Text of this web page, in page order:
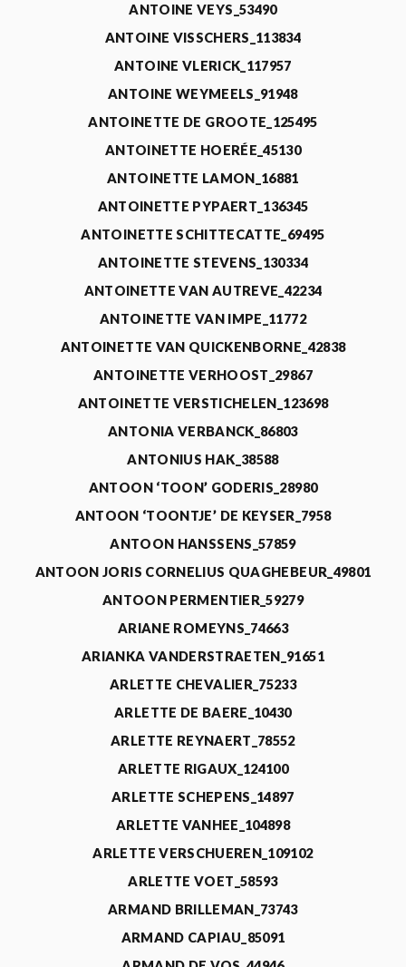
ANTOINE VEYS_53490
ANTOINE VISSCHERS_113834
ANTOINE VLERICK_117957
ANTOINE WEYMEELS_91948
ANTOINETTE DE GROOTE_125495
ANTOINETTE HOERÉE_45130
ANTOINETTE LAMON_16881
ANTOINETTE PYPAERT_136345
ANTOINETTE SCHITTECATTE_69495
ANTOINETTE STEVENS_130334
ANTOINETTE VAN AUTREVE_42234
ANTOINETTE VAN IMPE_11772
ANTOINETTE VAN QUICKENBORNE_42838
ANTOINETTE VERHOOST_29867
ANTOINETTE VERSTICHELEN_123698
ANTONIA VERBANCK_86803
ANTONIUS HAK_38588
ANTOON ‘TOON’ GODERIS_28980
ANTOON ‘TOONTJE’ DE KEYSER_7958
ANTOON HANSSENS_57859
ANTOON JORIS CORNELIUS QUAGHEBEUR_49801
ANTOON PERMENTIER_59279
ARIANE ROMEYNS_74663
ARIANKA VANDERSTRAETEN_91651
ARLETTE CHEVALIER_75233
ARLETTE DE BAERE_10430
ARLETTE REYNAERT_78552
ARLETTE RIGAUX_124100
ARLETTE SCHEPENS_14897
ARLETTE VANHEE_104898
ARLETTE VERSCHUEREN_109102
ARLETTE VOET_58593
ARMAND BRILLEMAN_73743
ARMAND CAPIAU_85091